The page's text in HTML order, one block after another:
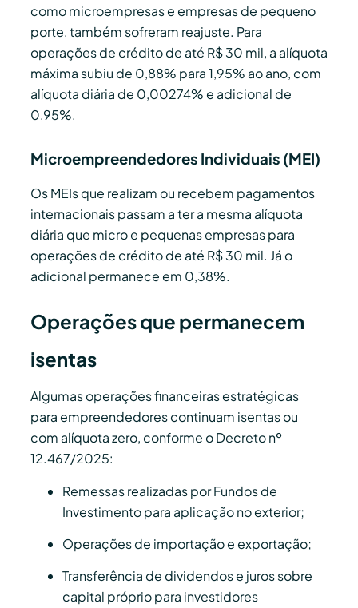
como microempresas e empresas de pequeno
porte, também sofreram reajuste. Para
operações de crédito de até R$ 30 mil, a alíquota
máxima subiu de 0,88% para 1,95% ao ano, com
alíquota diária de 0,00274% e adicional de
0,95%.
Microempreendedores Individuais (MEI)
Os MEIs que realizam ou recebem pagamentos
internacionais passam a ter a mesma alíquota
diária que micro e pequenas empresas para
operações de crédito de até R$ 30 mil. Já o
adicional permanece em 0,38%.
Operações que permanecem
isentas
Algumas operações financeiras estratégicas
para empreendedores continuam isentas ou
com alíquota zero, conforme o Decreto nº
12.467/2025:
Remessas realizadas por Fundos de
Investimento para aplicação no exterior;
Operações de importação e exportação;
Transferência de dividendos e juros sobre
capital próprio para investidores